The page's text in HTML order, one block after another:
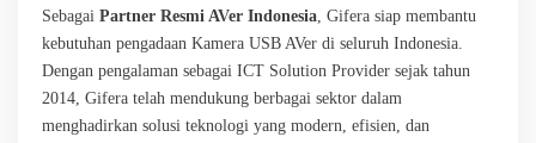
Sebagai Partner Resmi AVer Indonesia, Gifera siap membantu
kebutuhan pengadaan Kamera USB AVer di seluruh Indonesia.
Dengan pengalaman sebagai ICT Solution Provider sejak tahun
2014, Gifera telah mendukung berbagai sektor dalam
menghadirkan solusi teknologi yang modern, efisien, dan